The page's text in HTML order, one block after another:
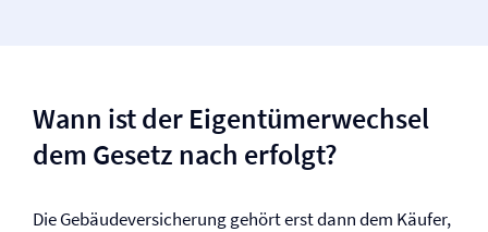
Wann ist der Eigentümerwechsel
dem Gesetz nach erfolgt?
Die Gebäude­versicherung gehört erst dann dem Käufer,